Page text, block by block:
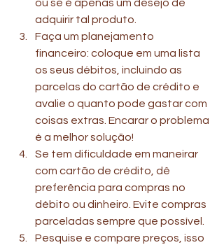
ou se é apenas um desejo de
adquirir tal produto.
Faça um planejamento
financeiro: coloque em uma lista
os seus débitos, incluindo as
parcelas do cartão de crédito e
avalie o quanto pode gastar com
coisas extras. Encarar o problema
é a melhor solução!
Se tem dificuldade em maneirar
com cartão de crédito, dê
preferência para compras no
débito ou dinheiro. Evite compras
parceladas sempre que possível.
Pesquise e compare preços, isso